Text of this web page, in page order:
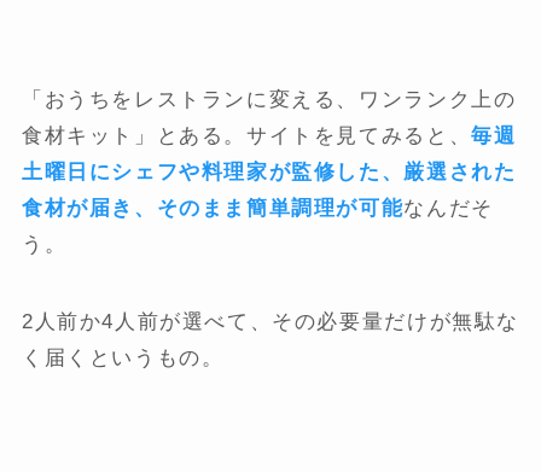
「おうちをレストランに変える、ワンランク上の
食材キット」とある。サイトを見てみると、毎週
土曜日にシェフや料理家が監修した、厳選された
食材が届き、そのまま簡単調理が可能なんだそ
う。
2人前か4人前が選べて、その必要量だけが無駄な
く届くというもの。